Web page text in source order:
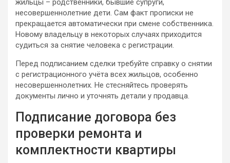
несовершеннолетние дети. Сам факт прописки не
прекращается автоматически при смене собственника.
Новому владельцу в некоторых случаях приходится
судиться за снятие человека с регистрации.
Перед подписанием сделки требуйте справку о снятии
с регистрационного учёта всех жильцов, особенно
несовершеннолетних. Не стесняйтесь проверять
документы лично и уточнять детали у продавца.
Подписание договора без
проверки ремонта и
комплектности квартиры